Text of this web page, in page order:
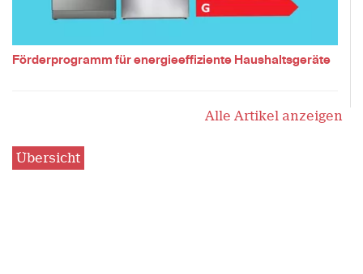
Förderprogramm für energieeffiziente Haushaltsgeräte
Alle Artikel anzeigen
Übersicht